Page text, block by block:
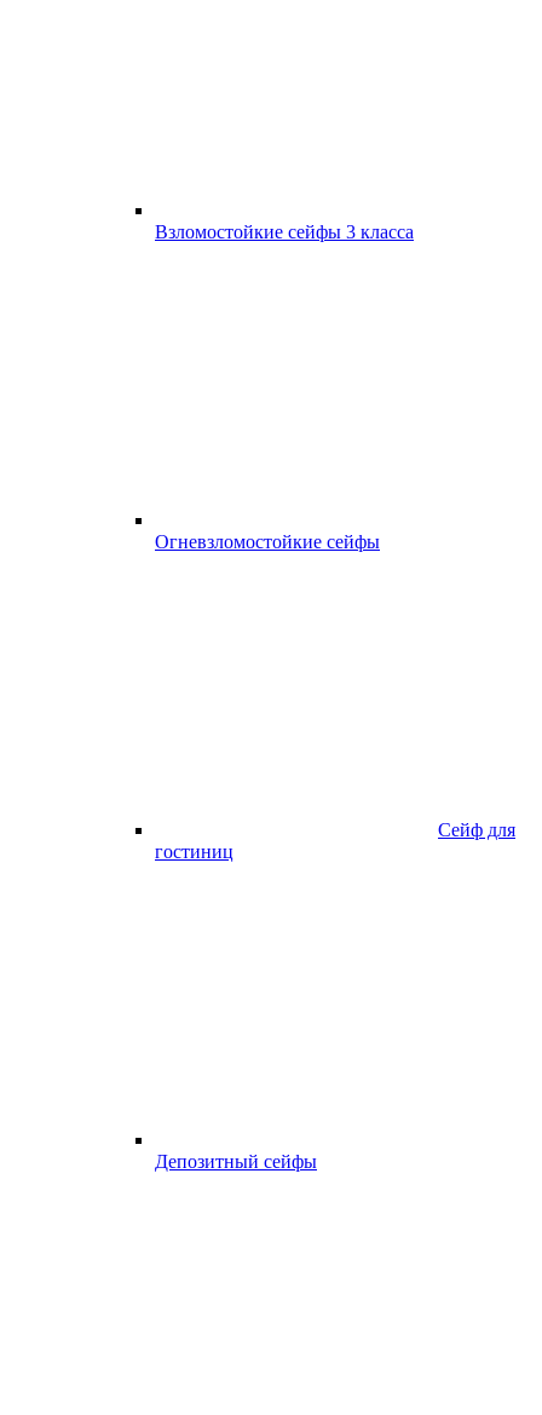
Взломостойкие сейфы 3 класса
Огневзломостойкие сейфы
Сейф для
гостиниц
Депозитный сейфы